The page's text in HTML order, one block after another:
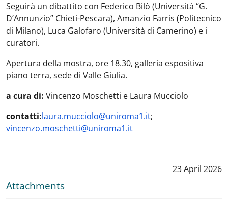
Seguirà un dibattito con Federico Bilò (Università “G.
D’Annunzio” Chieti-Pescara), Amanzio Farris (Politecnico
di Milano), Luca Galofaro (Università di Camerino) e i
curatori.
Apertura della mostra, ore 18.30, galleria espositiva
piano terra, sede di Valle Giulia.
a cura di: Vincenzo Moschetti e Laura Mucciolo
contatti:laura.mucciolo@uniroma1.it;
vincenzo.moschetti@uniroma1.it
Data notizia
23 April 2026
Attachments